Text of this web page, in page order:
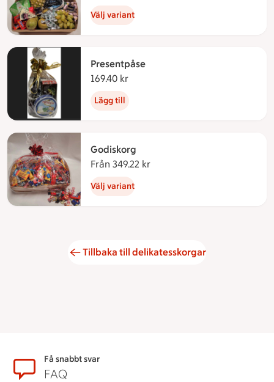
Välj variant
Presentpåse
169.40 kr
Lägg till
Godiskorg
Från 349.22 kr
Välj variant
Tillbaka till delikatesskorgar
SidfotFå snabbt svar
FAQ